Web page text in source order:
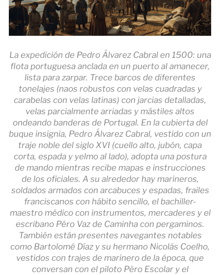
La expedición de Pedro Álvarez Cabral en 1500: una
flota portuguesa anclada en un puerto al amanecer,
lista para zarpar. Trece barcos de diferentes
tonelajes (naos robustos con velas cuadradas y
carabelas con velas latinas) con jarcias detalladas,
velas parcialmente arriadas y mástiles altos
ondeando banderas de Portugal. En la cubierta del
buque insignia, Pedro Álvarez Cabral, vestido con un
traje noble del siglo XVI (cuello alto, jubón, capa
corta, espada y yelmo al lado), adopta una postura
de mando mientras recibe mapas e instrucciones
de los oficiales. A su alrededor hay marineros,
soldados armados con arcabuces y espadas, frailes
franciscanos con hábito sencillo, el bachiller-
maestro médico con instrumentos, mercaderes y el
escribano Pêro Vaz de Caminha con pergaminos.
También están presentes navegantes notables
como Bartolomé Díaz y su hermano Nicolás Coelho,
vestidos con trajes de marinero de la época, que
conversan con el piloto Pêro Escolar y el